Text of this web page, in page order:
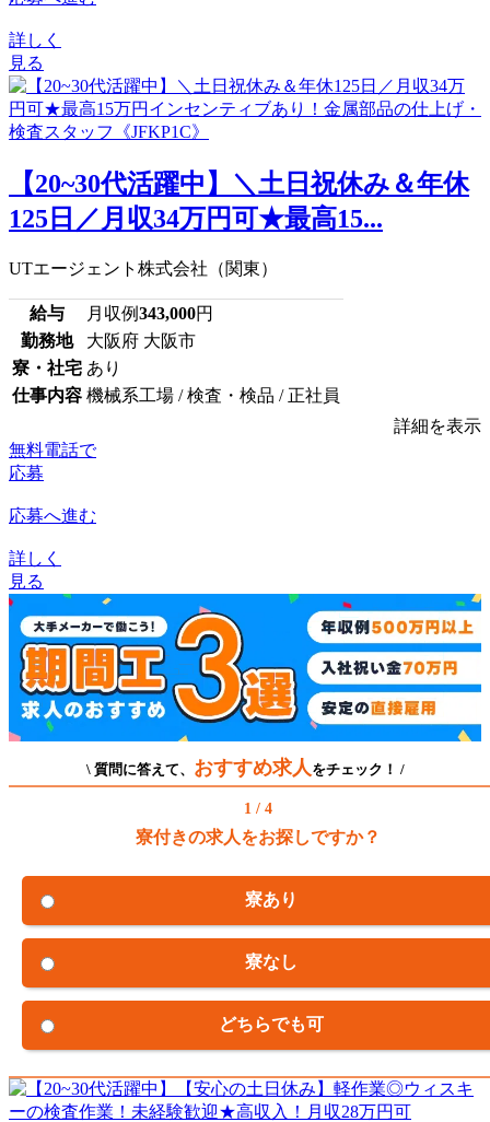
詳しく
見る
【20~30代活躍中】＼土日祝休み＆年休
125日／月収34万円可★最高15...
UTエージェント株式会社（関東）
給与 月収例343,000円
勤務地
大阪府 大阪市
寮・社宅 あり
仕事内容 機械系工場 / 検査・検品 / 正社員
詳細を表示
無料電話で
応募
応募へ進む
詳しく
見る
\ 質問に答えて、 おすすめ求人 をチェック！ /
1 / 4
寮付きの求人をお探しですか？
寮あり
寮なし
どちらでも可